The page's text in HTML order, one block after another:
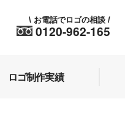
0120-962-165
\ お電話でロゴの相談 /
ロゴ制作実績